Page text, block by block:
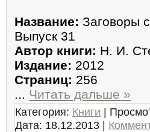
Название: Заговоры
Выпуск 31
Автор книги: Н. И.
Издание: 2012
Страниц: 256
... Читать дальше »
Категория: Книги |
Дата: 18.12.2013 |